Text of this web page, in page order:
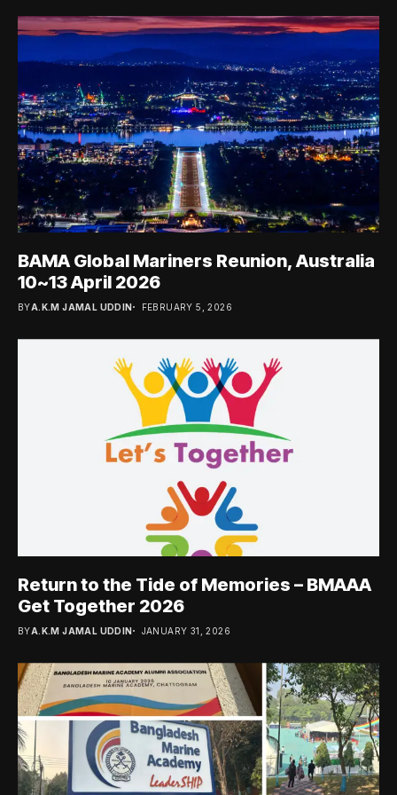
BAMA Global Mariners Reunion, Australia
10~13 April 2026
BYA.K.M JAMAL UDDIN FEBRUARY 5, 2026
Return to the Tide of Memories – BMAAA
Get Together 2026
BYA.K.M JAMAL UDDIN JANUARY 31, 2026